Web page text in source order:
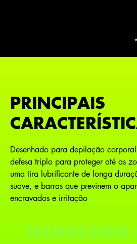
PRINCIPAIS
Desenhado para depilação
defesa triplo para proteger até as
uma tira lubrificante de longa
suave, e barras que previnem o
encravados e irritação
TECNOLOGIA